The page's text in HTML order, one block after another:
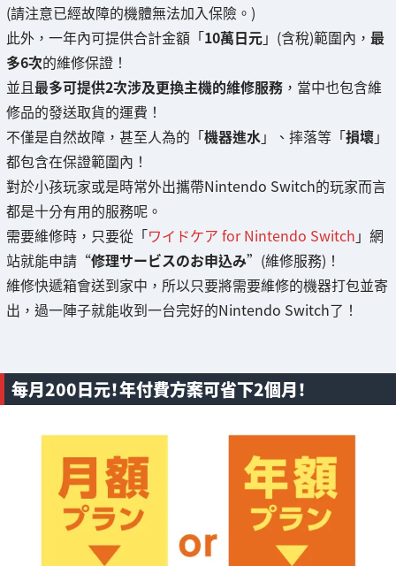
(請注意已經故障的機體無法加入保險。)
此外，一年內可提供合計金額「10萬日元」(含稅)範圍內， 最
多6次的維修保證！
並且最多可提供2次涉及更換主機的維修服務 ，當中也包含維
修品的發送取貨的運費！
不僅是自然故障，甚至人為的「機器進水」、摔落等「損壞」
都包含在保證範圍內！
對於小孩玩家或是時常外出攜帶Nintendo Switch的玩家而言
都是十分有用的服務呢。
需要維修時，只要從「ワイドケア for Nintendo Switch 」網
站就能申請“修理サービスのお申込み”(維修服務)！
維修快遞箱會送到家中，所以只要將需要維修的機器打包並寄
出，過一陣子就能收到一台完好的Nintendo Switch了！
每月200日元！年付費方案可省下2個月！